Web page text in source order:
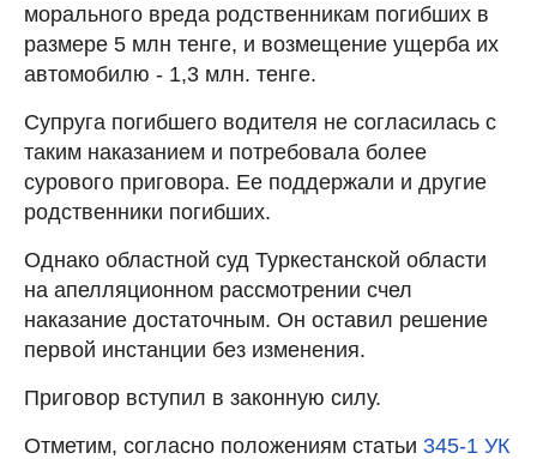
морального вреда родственникам погибших в
размере 5 млн тенге, и возмещение ущерба их
автомобилю - 1,3 млн. тенге.
Супруга погибшего водителя не согласилась с
таким наказанием и потребовала более
сурового приговора. Ее поддержали и другие
родственники погибших.
Однако областной суд Туркестанской области
на апелляционном рассмотрении счел
наказание достаточным. Он оставил решение
первой инстанции без изменения.
Приговор вступил в законную силу.
Отметим, согласно положениям статьи 345-1 УК